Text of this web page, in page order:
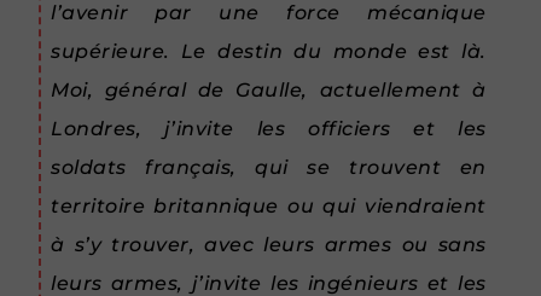
l’avenir par une force mécanique
supérieure. Le destin du monde est là.
Moi, général de Gaulle, actuellement à
Londres, j’invite les officiers et les
soldats français, qui se trouvent en
territoire britannique ou qui viendraient
à s’y trouver, avec leurs armes ou sans
leurs armes, j’invite les ingénieurs et les